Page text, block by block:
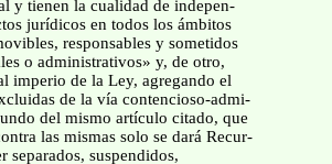
y tienen la cualidad de indepen-
jurídicos en todos los ámbitos
responsables y sometidos
o administrativos» y, de otro,
imperio de la Ley, agregando el
de la vía contencioso-admi-
del mismo artículo citado, que
las mismas solo se dará Recur-
separados, suspendidos,